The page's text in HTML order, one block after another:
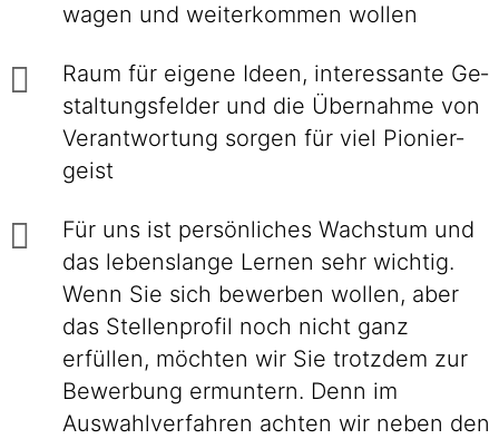
wagen und weiter­kommen wollen
Raum für eigene Ideen, inte­res­sante Ge­
stal­tungs­felder und die Über­nahme von
Ver­ant­wor­tung sorgen für viel Pionier­
geist
Für uns ist persönliches Wachstum und
das lebenslange Lernen sehr wichtig.
Wenn Sie sich bewerben wollen, aber
das Stellenprofil noch nicht ganz
erfüllen, möchten wir Sie trotzdem zur
Bewerbung ermuntern. Denn im
Auswahlverfahren achten wir neben den